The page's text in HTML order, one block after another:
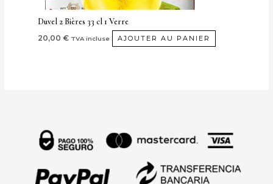
Duvel 2 Bières 33 cl 1 Verre
20,00€ TVA incluse AJOUTER AU PANIER